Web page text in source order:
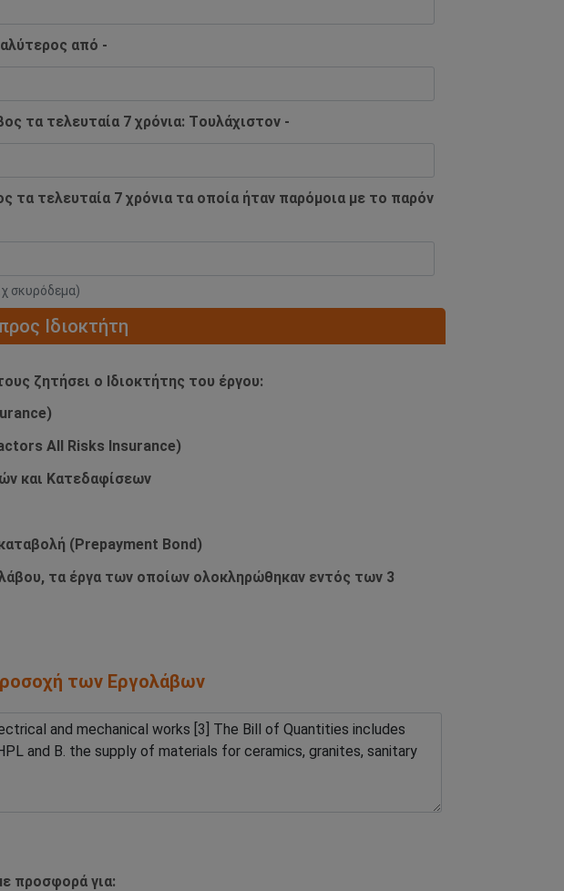
από -
τα τελευταία 7 χρόνια: Tουλάχιστον -
τελευταία 7 χρόνια τα οποία ήταν παρόμοια με το παρόν
σκυρόδεμα)
Ιδιοκτήτη
ζητήσει ο Ιδιοκτήτης του έργου:
All Risks Insurance)
και Κατεδαφίσεων
(Prepayment Bond)
τα έργα των οποίων ολοκληρώθηκαν εντός των 3
των Εργολάβων
προσφορά για: